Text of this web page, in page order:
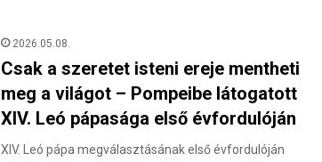
2026.05.08.
Csak a szeretet isteni ereje mentheti
meg a világot – Pompeibe látogatott
XIV. Leó pápasága első évfordulóján
XIV. Leó pápa megválasztásának első évfordulóján